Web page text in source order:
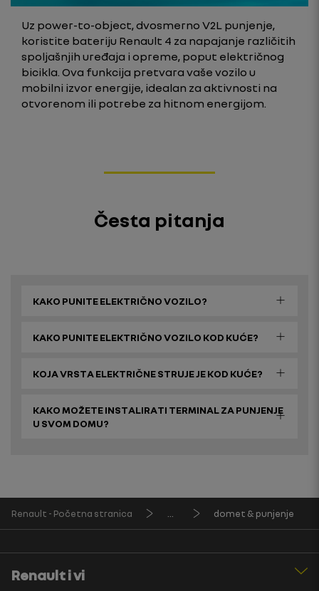
Uz power-to-object, dvosmerno V2L punjenje,
koristite bateriju Renault 4 za napajanje različitih
spoljašnjih uređaja i opreme, poput električnog
bicikla. Ova funkcija pretvara vaše vozilo u
mobilni izvor energije, idealan za aktivnosti na
otvorenom ili potrebe za hitnom energijom.
Česta pitanja
KAKO PUNITE ELEKTRIČNO VOZILO?
KAKO PUNITE ELEKTRIČNO VOZILO KOD KUĆE?
KOJA VRSTA ELEKTRIČNE STRUJE JE KOD KUĆE?
KAKO MOŽETE INSTALIRATI TERMINAL ZA PUNJENJE
U SVOM DOMU?